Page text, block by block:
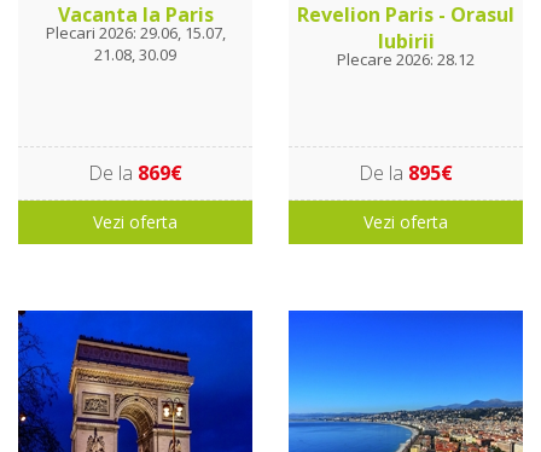
Vacanta la Paris
Plecari 2026: 29.06, 15.07,
21.08, 30.09
De la 869€
Vezi oferta
Revelion Paris - Orasul
Iubirii
Plecare 2026: 28.12
De la 895€
Vezi oferta